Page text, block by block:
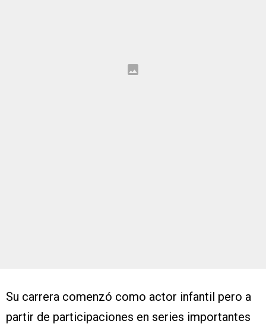
Su carrera comenzó como actor infantil pero a
partir de participaciones en series importantes